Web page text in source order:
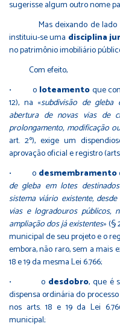
sugerisse algum outro nome
Mas deixando de lado
instituiu-se uma disciplina
no patrimônio imobiliário
Com efeito,
• o loteamentoque
12), na «subdivisão de gleba
abertura de novas vias de
prolongamento, modificação
art. 2º), exige um
aprovação oficial e registro
• o desmembramento
de gleba em lotes
sistema viário existente,
vias e logradouros públicos,
ampliação dos já existentes» (§
municipal de seu projeto e o
embora, não raro, sem a mais
18 e 19 da mesma Lei 6.766;
• o desdobro, que é
dispensa ordinária do
nos arts. 18 e 19 da Lei
municipal;